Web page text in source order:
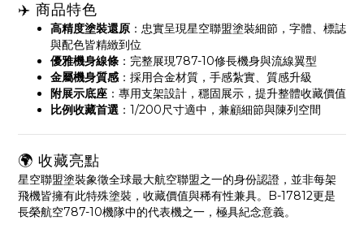
✈️ 商品特色
高精度塗裝還原 ：忠實呈現星空聯盟塗裝細節，字體、標誌
與配色皆精緻到位
優雅機身線條 ：完整展現787-10修長機身與流線翼型
金屬機身質感 ：採用合金材質，手感紮實、質感升級
附展示底座 ：專用支架設計，穩固展示，提升整體收藏價值
比例收藏首選 ：1/200尺寸適中，兼顧細節與陳列空間
🌍 收藏亮點
星空聯盟塗裝象徵全球最大航空聯盟之一的身份認證，並非每架
飛機皆擁有此特殊塗裝，收藏價值與稀有性兼具。B-17812更是
長榮航空787-10機隊中的代表機之一，極具紀念意義。